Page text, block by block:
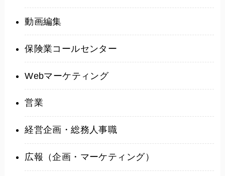
動画編集
保険業コールセンター
Webマーケティング
営業
経営企画・総務人事職
広報（企画・マーケティング）